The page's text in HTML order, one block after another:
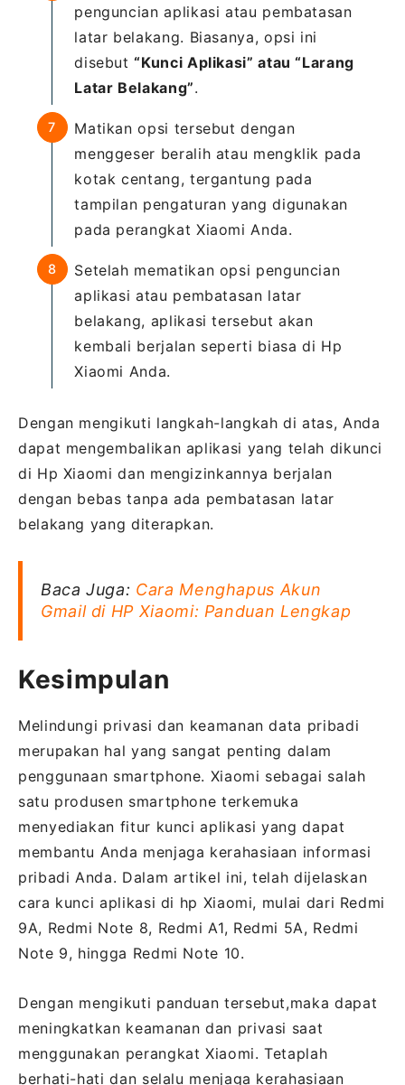
penguncian aplikasi atau pembatasan
latar belakang. Biasanya, opsi ini
disebut“Kunci Aplikasi” atau “Larang
Latar Belakang”.
Matikan opsi tersebut dengan
menggeser beralih atau mengklik pada
kotak centang, tergantung pada
tampilan pengaturan yang digunakan
pada perangkat Xiaomi Anda.
Setelah mematikan opsi penguncian
aplikasi atau pembatasan latar
belakang, aplikasi tersebut akan
kembali berjalan seperti biasa di Hp
Xiaomi Anda.
Dengan mengikuti langkah-langkah di atas, Anda
dapat mengembalikan aplikasi yang telah dikunci
di Hp Xiaomi dan mengizinkannya berjalan
dengan bebas tanpa ada pembatasan latar
belakang yang diterapkan.
Baca Juga: Cara Menghapus Akun
Gmail di HP Xiaomi: Panduan Lengkap
Kesimpulan
Melindungi privasi dan keamanan data pribadi
merupakan hal yang sangat penting dalam
penggunaan smartphone. Xiaomi sebagai salah
satu produsen smartphone terkemuka
menyediakan fitur kunci aplikasi yang dapat
membantu Anda menjaga kerahasiaan informasi
pribadi Anda. Dalam artikel ini, telah dijelaskan
cara kunci aplikasi di hp Xiaomi, mulai dari Redmi
9A, Redmi Note 8, Redmi A1, Redmi 5A, Redmi
Note 9, hingga Redmi Note 10.
Dengan mengikuti panduan tersebut,maka dapat
meningkatkan keamanan dan privasi saat
menggunakan perangkat Xiaomi. Tetaplah
berhati-hati dan selalu menjaga kerahasiaan